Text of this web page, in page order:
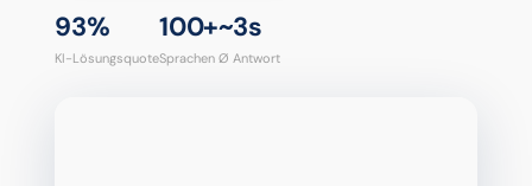
93%
KI-Lösungsquote
100+
Sprachen
~3s
Ø Antwort